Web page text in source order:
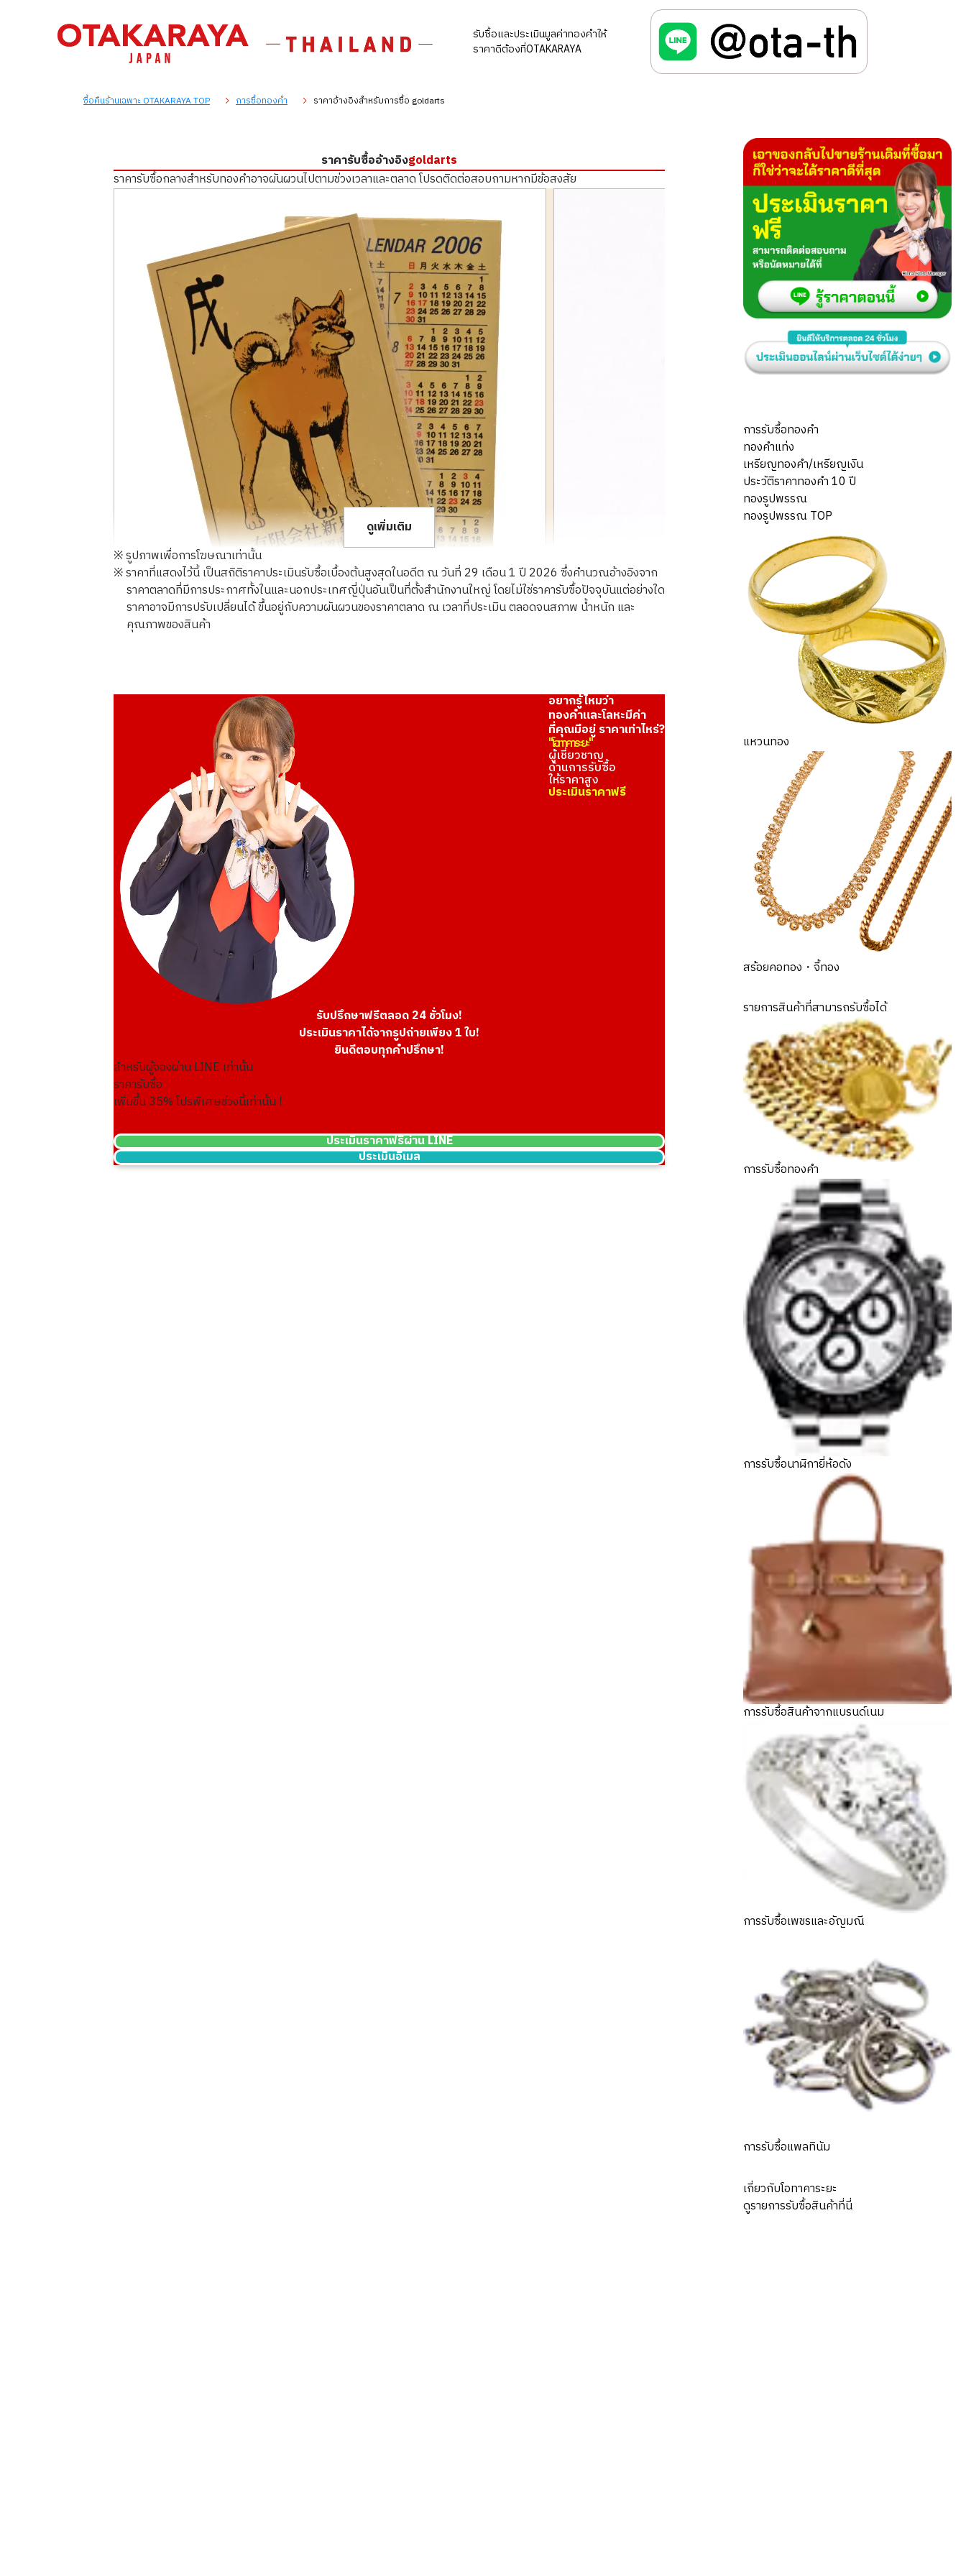
รับซื้อและประเมินมูลค่าทองคำให้
ราคาดีต้องที่OTAKARAYA
ซื้อคืนร้านเฉพาะ OTAKARAYA TOP การซื้อทองคำ ราคาอ้างอิงสำหรับการซื้อ goldarts
ราคารับซื้ออ้างอิงgoldarts
ราคารับซื้อกลางสำหรับทองคำอาจผันผวนไปตามช่วงเวลาและตลาดโปรดติดต่อสอบถามหากมีข้อสงสัย
24K Gold (K24) Calendar Shinsei Kogyo Inu
24K Gold (K24) Calendar Shinsei Kogyo Not yet
ดูเพิ่มเติม
※ รูปภาพเพื่อการโฆษณาเท่านั้น
※ ราคาที่แสดงไว้นี้ เป็นสถิติราคาประเมินรับซื้อเบื้องต้นสูงสุดในอดีต ณ วันที่ 29 เดือน 1 ปี 2026 ซึ่งคำนวณอ้างอิงจาก
ราคาตลาดที่มีการประกาศทั้งในและนอกประเทศญี่ปุ่นอันเป็นที่ตั้งสำนักงานใหญ่ โดยไม่ใช่ราคารับซื้อปัจจุบันแต่อย่างใด
ราคาอาจมีการปรับเปลี่ยนได้ ขึ้นอยู่กับความผันผวนของราคาตลาด ณ เวลาที่ประเมิน ตลอดจนสภาพ น้ำหนัก และ
คุณภาพของสินค้า
อยากรู้ไหมว่า
ทองคำและโลหะมีค่า
ที่คุณมีอยู่ ราคาเท่าไหร่?
"โอทาคาระยะ"
ผู้เชี่ยวชาญ
ด้านการรับซื้อ
ให้ราคาสูง
ประเมินราคาฟรี
รับปรึกษาฟรีตลอด 24 ชั่วโมง!
ประเมินราคาได้จากรูปถ่ายเพียง 1 ใบ!
ยินดีตอบทุกคำปรึกษา!
สำหรับผู้จองผ่าน LINE เท่านั้น
ราคารับซื้อ
เพิ่มขึ้น35% โปรพิเศษช่วงนี้เท่านั้น !
ประเมินราคาฟรีผ่าน LINE
ประเมินอีเมล
การรับซื้อทองคำ
ทองคำแท่ง
เหรียญทองคำ/เหรียญเงิน
ประวัติราคาทองคำ 10 ปี
ทองรูปพรรณ
ทองรูปพรรณ TOP
แหวนทอง
สร้อยคอทอง・จี้ทอง
รายการสินค้าที่สามารถรับซื้อได้
การรับซื้อทองคำ
การรับซื้อนาฬิกายี่ห้อดัง
การรับซื้อสินค้าจากแบรนด์เนม
การรับซื้อเพชรและอัญมณี
การรับซื้อแพลทินัม
เกี่ยวกับโอทาคาระยะ
ดูรายการรับซื้อสินค้าที่นี่